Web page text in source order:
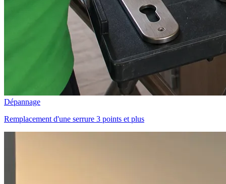
Dépannage
Remplacement d'une serrure 3 points et plus